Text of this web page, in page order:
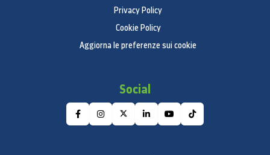
Funzioni esterne
Display e controlli (frigorifero e
Privacy Policy
Cookie Policy
Aggiorna le preferenze sui cookie
Social